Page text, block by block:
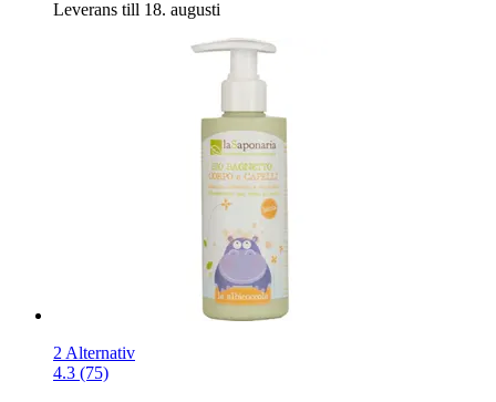
Leverans till 18. augusti
2 Alternativ
4.3 (75)